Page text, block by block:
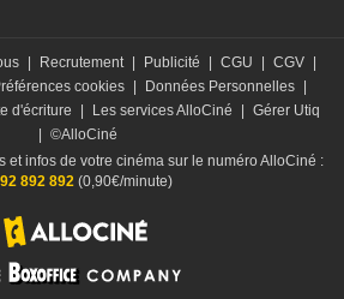
| Recrutement | Publicité | CGU | CGV |
cookies | Données Personnelles |
d'écriture | Les services AlloCiné | Gérer Utiq
| ©AlloCiné
et infos de votre cinéma sur le numéro AlloCiné :
892 892(0,90€/minute)